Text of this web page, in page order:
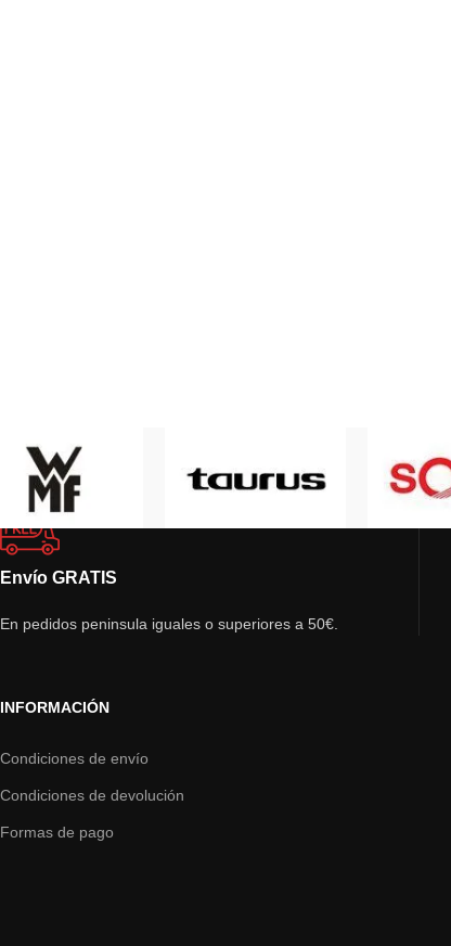
Envío GRATIS
En pedidos peninsula iguales o superiores a 50€.
INFORMACIÓN
Condiciones de envío
Condiciones de devolución
Formas de pago